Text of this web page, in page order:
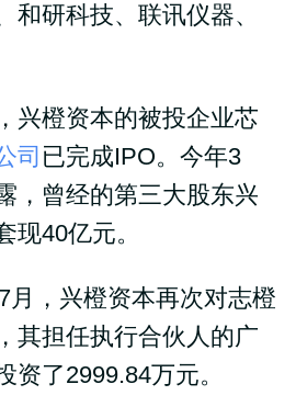
和研科技、联讯仪器、
兴橙资本的被投企业芯
司 已完成IPO。今年3
，曾经的第三大股东兴
现40亿元。
月，兴橙资本再次对志橙
其担任执行合伙人的广
资了2999.84万元。